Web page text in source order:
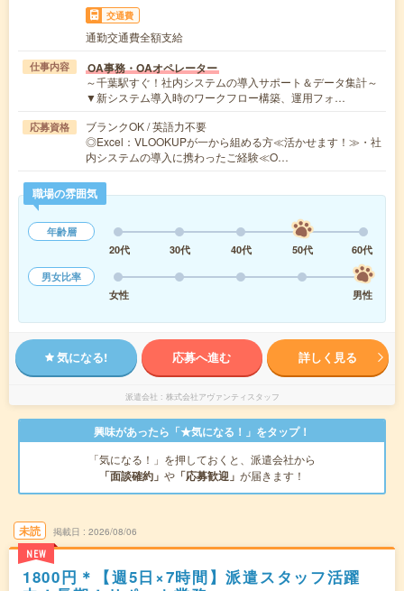
交通費
通勤交通費全額支給
仕事内容 OA事務・OAオペレーター
～千葉駅すぐ！社内システムの導入サポート＆データ集計～
▼新システム導入時のワークフロー構築、運用フォ…
応募資格
ブランクOK / 英語力不要
◎Excel：VLOOKUPが一から組める方≪活かせます！≫・社
内システムの導入に携わったご経験≪O…
職場の雰囲気
年齢層
20代
30代 40代 50代
60代
男女比率
女性
男性
気になる! 応募へ進む 詳しく見る
派遣会社 株式会社アヴァンティスタッフ
興味があったら「★気になる！」をタップ！
「気になる！」を押しておくと、派遣会社から
「面談確約」 や 「応募歓迎」 が届きます！
未読
NEW
掲載日 2026/08/06
1800円＊【週5日×7時間】派遣スタッフ活躍